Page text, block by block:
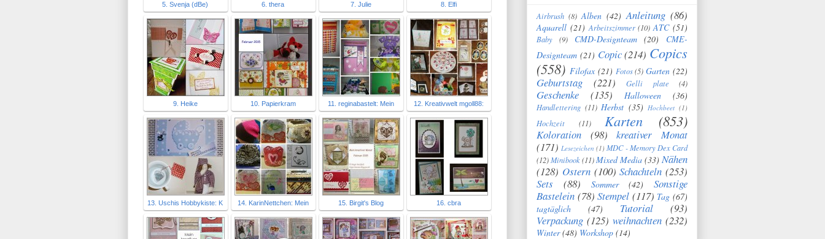
5. Svenja (dBe) 6. thera 7. Julie 8. Elfi
9. Heike 10. Papierkram 11. reginabastelt: Mein 12. Kreativwelt mgoll88:
13. Uschis Hobbykiste: K 14. KarinNettchen: Mein 15. Birgit's Blog 16. cbra
Airbrush (8) Alben (42) Anleitung (86)
Aquarell (21) Arbeitszimmer (10) ATC (51)
Baby (9) CMD-Designteam (20)
CME-
Designteam (21) Copic (214) Copics
(558) Filofax (21) Fotos (5) Garten (22)
Geburtstag (221) Gelli plate (4)
Geschenke (135) Halloween (36)
Handlettering (11) Herbst (35) Hochbeet (1)
Hochzeit (11) Karten (853)
Koloration (98)
kreativer Monat
(171) Lesezeichen (1) MDC - Memory Dex Card
(12)Minibook(11) Mixed Media (33) Nähen
(128) Ostern (100) Schachteln (253)
Sets
(88) Sommer (42)
Sonstige
Bastelein (78) Stempel (117) Tag (67)
tagtäglich
(47) Tutorial
(93)
Verpackung (125) weihnachten (232)
Winter (48) Workshop (14)